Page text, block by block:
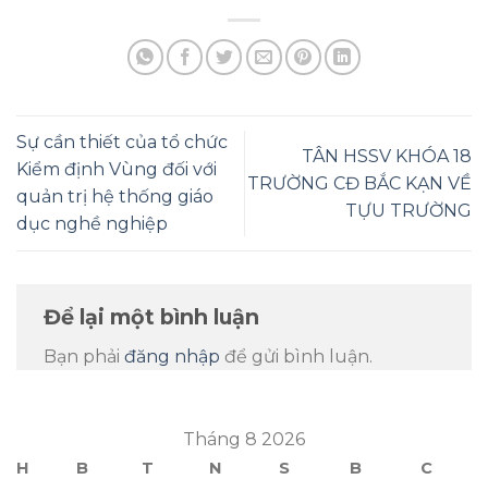
Sự cần thiết của tổ chức
Kiểm định Vùng đối với
quản trị hệ thống giáo
dục nghề nghiệp
TÂN HSSV KHÓA 18
TRƯỜNG CĐ BẮC KẠN VỀ
TỰU TRƯỜNG
Để lại một bình luận
Bạn phải đăng nhập để gửi bình luận.
Tháng 8 2026
H B T N S B
C